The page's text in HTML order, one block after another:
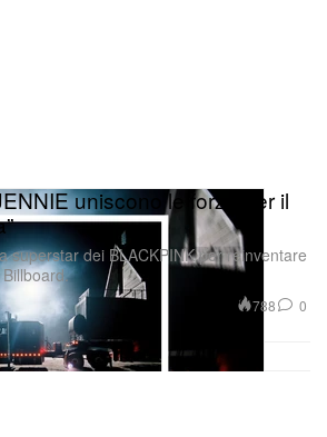
uniscono le forze per il
superstar dei BLACKPINK per reinventare
788 0